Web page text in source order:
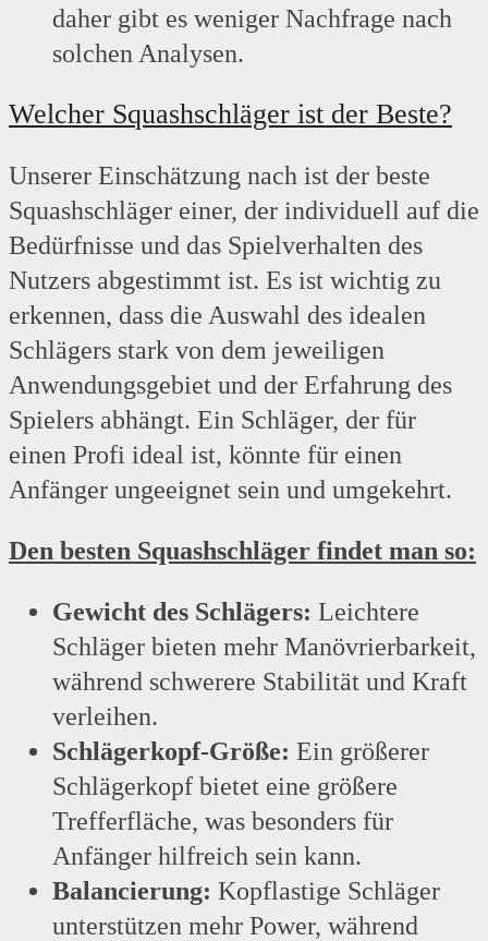
daher gibt es weniger Nachfrage nach
solchen Analysen.
Welcher Squashschläger ist der Beste?
Unserer Einschätzung nach ist der beste
Squashschläger einer, der individuell auf die
Bedürfnisse und das Spielverhalten des
Nutzers abgestimmt ist. Es ist wichtig zu
erkennen, dass die Auswahl des idealen
Schlägers stark von dem jeweiligen
Anwendungsgebiet und der Erfahrung des
Spielers abhängt. Ein Schläger, der für
einen Profi ideal ist, könnte für einen
Anfänger ungeeignet sein und umgekehrt.
Den besten Squashschläger findet man so:
Gewicht des Schlägers: Leichtere
Schläger bieten mehr Manövrierbarkeit,
während schwerere Stabilität und Kraft
verleihen.
Schlägerkopf-Größe: Ein größerer
Schlägerkopf bietet eine größere
Trefferfläche, was besonders für
Anfänger hilfreich sein kann.
Balancierung: Kopflastige Schläger
unterstützen mehr Power, während